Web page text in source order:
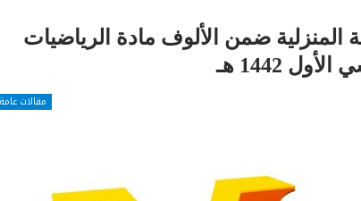
المنزلية ضمن الألوف مادة الرياضيات
1442 هـ
مقالات عامة